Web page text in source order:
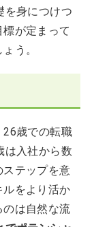
を身につけつ
が定まって
う。
26歳での転職
は入社から数
テップを意
をより活か
は自然な流